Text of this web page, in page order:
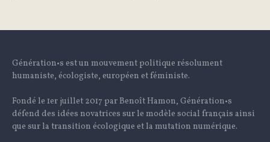
Génération•s est un mouvement politique résolument
humaniste, écologiste, européen et féministe.
Fondé le 1er juillet 2017 par Benoît Hamon, Génération•s
défend des idées novatrices sur le modèle social français ainsi
que sur la transition écologique et la mutation numérique.